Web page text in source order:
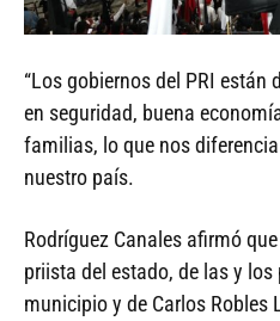
“Los gobiernos del PRI
en seguridad, buena
familias, lo que nos
nuestro país.
Rodríguez Canales afirmó
priista del estado, de las y
municipio y de Carlos Robles